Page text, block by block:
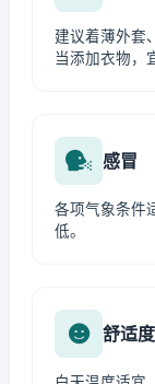
建议着薄外套
当添加衣物，
感冒
各项气象条件
低。
舒适度